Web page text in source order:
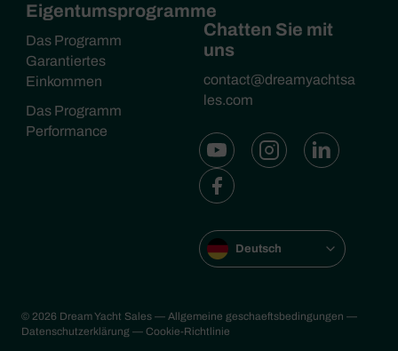
Eigentumsprogramme
Das Programm
Garantiertes
Einkommen
Das Programm
Performance
Chatten Sie mit
uns
contact@dreamyachtsa
les.com
Deutsch
© 2026 Dream Yacht Sales — Allgemeine geschaeftsbedingungen —
Datenschutzerklärung — Cookie-Richtlinie